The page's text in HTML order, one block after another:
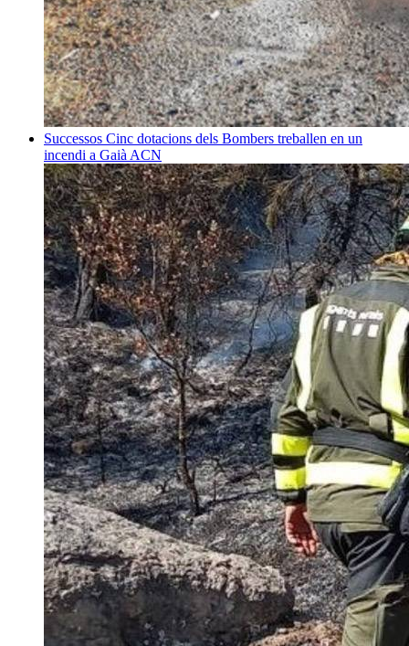
Successos Cinc dotacions dels Bombers treballen en un
incendi a Gaià ACN